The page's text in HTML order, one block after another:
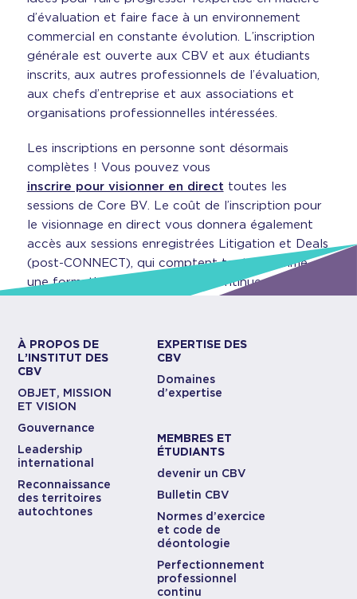
d’évaluation et faire face à un environnement
commercial en constante évolution. L’inscription
générale est ouverte aux CBV et aux étudiants
inscrits, aux autres professionnels de l’évaluation,
aux chefs d’entreprise et aux associations et
organisations professionnelles intéressées.
Les inscriptions en personne sont désormais
complètes ! Vous pouvez vous
inscrire pour visionner en direct toutes les
sessions de Core BV. Le coût de l’inscription pour
le visionnage en direct vous donnera également
accès aux sessions enregistrées Litigation et Deals
(post-CONNECT), qui comptent toutes comme
une formation professionnelle continue vérifiable!
À PROPOS DE
L’INSTITUT DES
CBV
OBJET, MISSION
ET VISION
Gouvernance
Leadership
international
Reconnaissance
des territoires
autochtones
EXPERTISE DES
CBV
Domaines
d’expertise
MEMBRES ET
ÉTUDIANTS
devenir un CBV
Bulletin CBV
Normes d’exercice
et code de
déontologie
Perfectionnement
professionnel
continu